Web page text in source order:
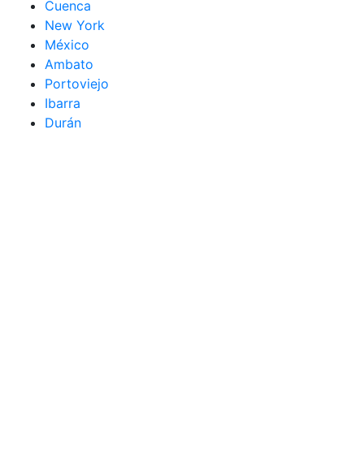
Cuenca
New York
México
Ambato
Portoviejo
Ibarra
Durán